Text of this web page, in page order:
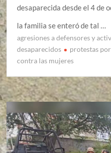
desaparecida desde el 4 de
la familia se enteró de tal …
agresiones a defensores y
desaparecidos
protestas
contra las mujeres